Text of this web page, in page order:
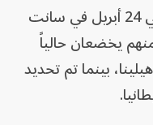
ونزل 7 بريطانيين من السفينة في 24 أبريل في سانت
منهم يخضعان حالياً
في سانت هيلينا، بينما تم تحديد